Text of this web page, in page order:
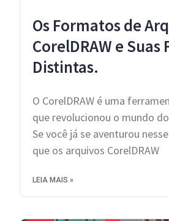
Os Formatos de
CorelDRAW e Suas
Distintas.
O CorelDRAW é uma
que revolucionou o mundo
Se você já se aventurou
que os arquivos CorelDRAW
LEIA MAIS »